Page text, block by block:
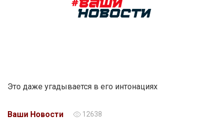
Это даже угадывается в его интонациях
Ваши Новости 12638